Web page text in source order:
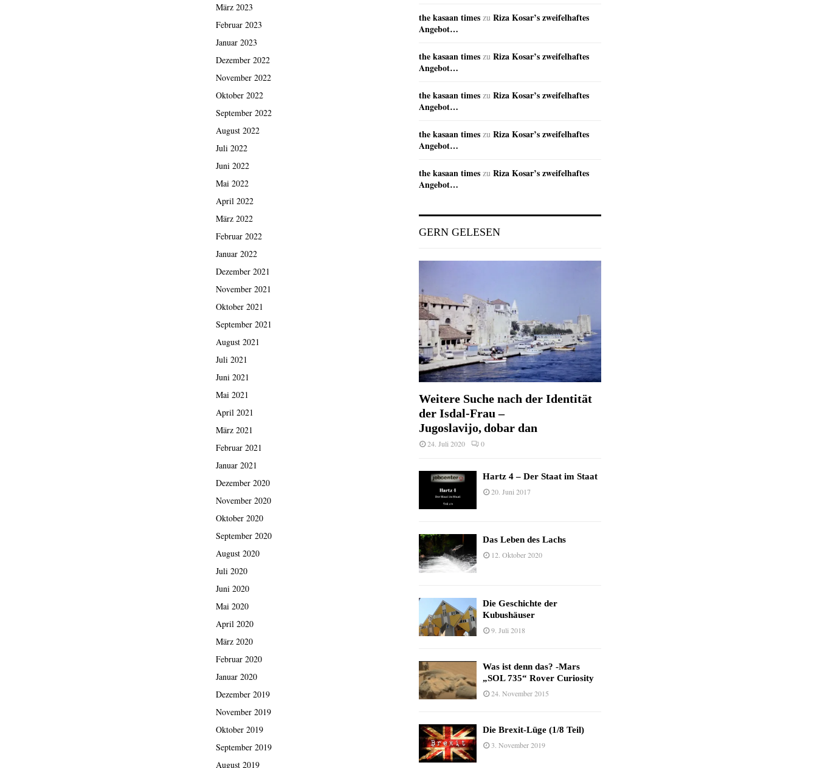
März 2023
Februar 2023
Januar 2023
Dezember 2022
November 2022
Oktober 2022
September 2022
August 2022
Juli 2022
Juni 2022
Mai 2022
April 2022
März 2022
Februar 2022
Januar 2022
Dezember 2021
November 2021
Oktober 2021
September 2021
August 2021
Juli 2021
Juni 2021
Mai 2021
April 2021
März 2021
Februar 2021
Januar 2021
Dezember 2020
November 2020
Oktober 2020
September 2020
August 2020
Juli 2020
Juni 2020
Mai 2020
April 2020
März 2020
Februar 2020
Januar 2020
Dezember 2019
November 2019
Oktober 2019
September 2019
August 2019
the kasaan times zu Riza Kosar’s zweifelhaftes
Angebot…
the kasaan times zu Riza Kosar’s zweifelhaftes
Angebot…
the kasaan times zu Riza Kosar’s zweifelhaftes
Angebot…
the kasaan times zu Riza Kosar’s zweifelhaftes
Angebot…
the kasaan times zu Riza Kosar’s zweifelhaftes
Angebot…
GERN GELESEN
Weitere Suche nach der Identität
der Isdal-Frau –
Jugoslavijo, dobar dan
24. Juli 2020 0
Hartz 4 – Der Staat im Staat
20. Juni 2017
Das Leben des Lachs
12. Oktober 2020
Die Geschichte der
Kubushäuser
9. Juli 2018
Was ist denn das? -Mars
„SOL 735“ Rover Curiosity
24. November 2015
Die Brexit-Lüge (1/8 Teil)
3. November 2019